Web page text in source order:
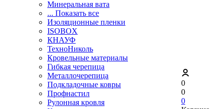
Минеральная вата
... Показать все
Изоляционные пленки
ISOBOX
КНАУФ
ТехноНиколь
Кровельные материалы
Гибкая черепица
Металлочерепица
Подкладочные ковры
Профнастил
Рулонная кровля
0
0
0